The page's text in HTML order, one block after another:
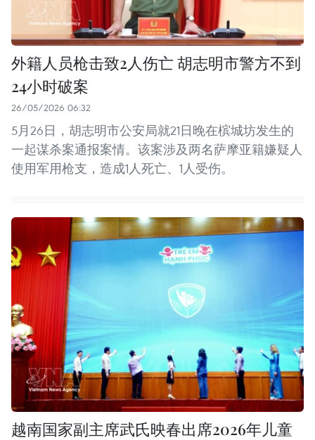
外籍人员枪击致2人伤亡 胡志明市警方不到
24小时破案
26/05/2026 06:32
5月26日，胡志明市公安局就21日晚在槟城坊发生的
一起谋杀案通报案情。该案涉及两名萨摩亚籍嫌疑人
使用军用枪支，造成1人死亡、1人受伤。
越南国家副主席武氏映春出席2026年儿童